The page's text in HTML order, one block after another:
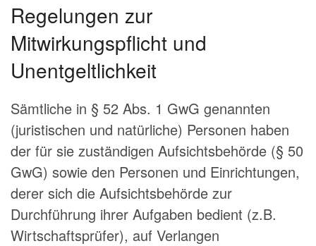
Regelungen zur
Mitwirkungspflicht und
Unentgeltlichkeit
Sämtliche in § 52 Abs. 1 GwG genannten
(juristischen und natürliche) Personen haben
der für sie zuständigen Aufsichtsbehörde (§ 50
GwG) sowie den Personen und Einrichtungen,
derer sich die Aufsichtsbehörde zur
Durchführung ihrer Aufgaben bedient (z.B.
Wirtschaftsprüfer), auf Verlangen